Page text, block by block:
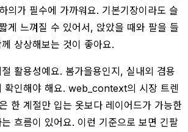
의가 필수에 가까워요. 기본기장이라도 슬
게 느껴질 수 있어서, 앉았을 때와 팔을 들
상상해보는 것이 좋아요.
활용성예요. 봄가을용인지, 실내외 겸용
확인해야 해요. web_context의 시장 트렌
한 계절만 입는 옷보다 레이어드가 가능한
흐름이 있어요. 이런 기준으로 보면 긴팔